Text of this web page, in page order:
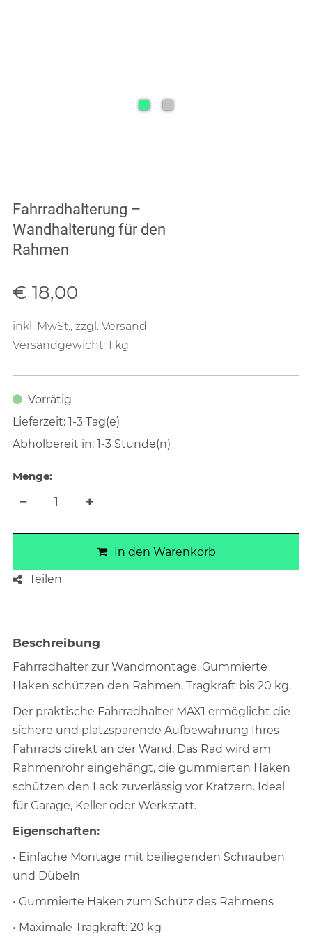
Fahrradhalterung –
Wandhalterung für den
Rahmen
Verkaufspreis: € 18,00
€ 18,00
inkl. MwSt.,zzgl. Versand
Versandgewicht: 1 kg
Vorrätig
Lieferzeit: 1-3 Tag(e)
Abholbereit in: 1-3 Stunde(n)
Menge:
In den Warenkorb
Teilen
Beschreibung
Fahrradhalter zur Wandmontage. Gummierte
Haken schützen den Rahmen, Tragkraft bis 20 kg.
Der praktische Fahrradhalter MAX1 ermöglicht die
sichere und platzsparende Aufbewahrung Ihres
Fahrrads direkt an der Wand. Das Rad wird am
Rahmenrohr eingehängt, die gummierten Haken
schützen den Lack zuverlässig vor Kratzern. Ideal
für Garage, Keller oder Werkstatt.
Eigenschaften:
• Einfache Montage mit beiliegenden Schrauben
und Dübeln
• Gummierte Haken zum Schutz des Rahmens
• Maximale Tragkraft: 20 kg